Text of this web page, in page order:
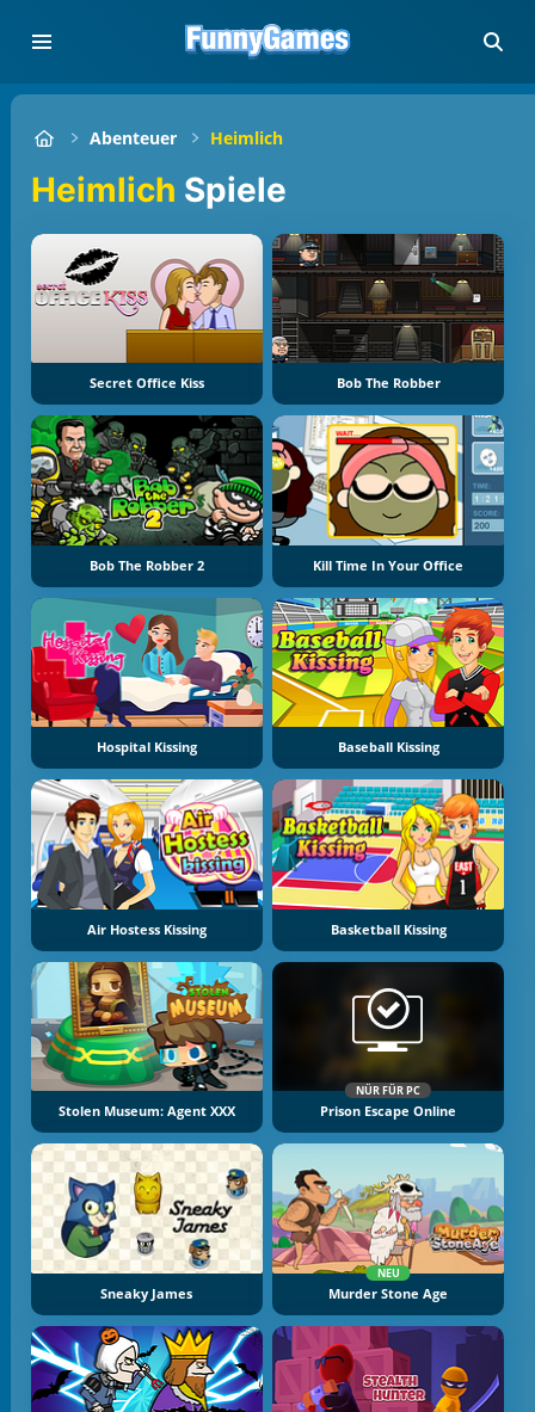
Abenteuer Heimlich
Heimlich Spiele
Secret Office Kiss Bob The Robber
Bob The Robber 2 Kill Time In Your Office
Hospital Kissing Baseball Kissing
Air Hostess Kissing Basketball Kissing
Stolen Museum: Agent XXX
NÜR FÜR PC
Prison Escape Online
Sneaky James
NEU
Murder Stone Age